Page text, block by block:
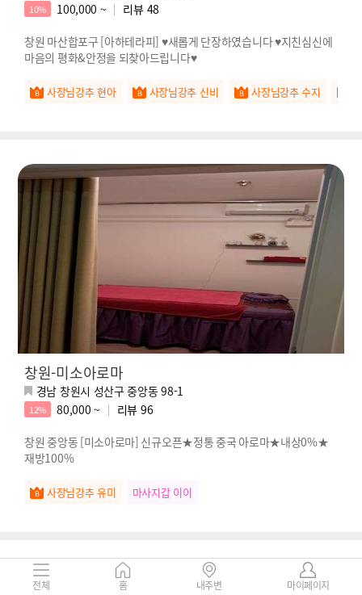
10% 100,000 ~ 리뷰 48
창원 마산합포구 [아하테라피] ♥새롭게 단장하였습니다 ♥지친심신에
마음의 평화&안정을 되찾아드립니다♥
사장님강추 현아 사장님강추 신비 사장님강추 수지
창원-미소아로마
경남 창원시 성산구 중앙동 98-1
12% 80,000 ~ 리뷰 96
창원 중앙동 [미소아로마] 신규오픈★정통 중국 아로마★내상0%★
재방100%
사장님강추 유미 마사지갑 이이
전체 홈 내주변 마이페이지